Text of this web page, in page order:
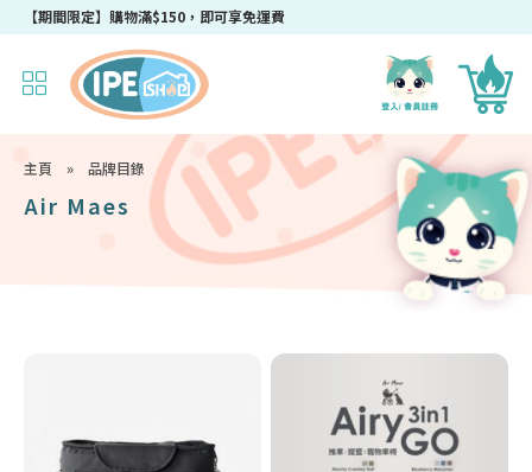
【期間限定】購物滿$150，即可享免運費
主頁 » 品牌目錄
Air Maes